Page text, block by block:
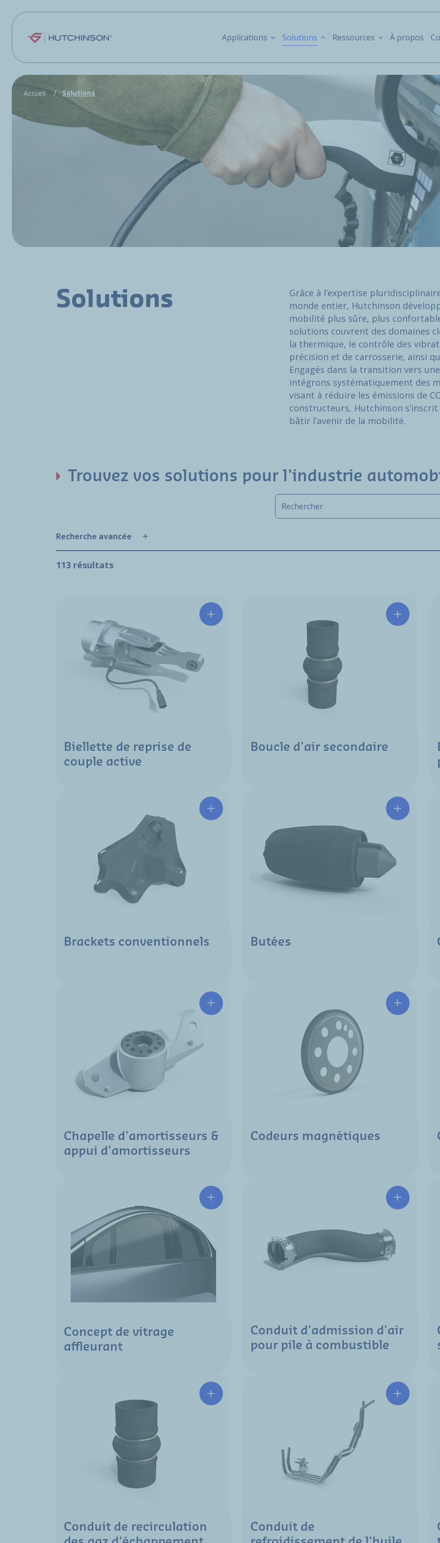
Aller au contenu principal
Applications Solutions Ressources À propos
Accueil Solutions
Solutions
Grâce à l’expertise
monde entier, Hutchinson
mobilité plus sûre, plus
solutions couvrent des domaines
la thermique, le contrôle des
précision et de carrosserie, ainsi
Engagés dans la transition vers
intégrons systématiquement des
visant à réduire les émissions de
constructeurs, Hutchinson
bâtir l’avenir de la mobilité.
Trouvez vos solutions pour l'industrie
Recherche avancée
113 résultats
Biellette de reprise de
couple active
Boucle d'air secondaire
Brackets conventionnels Butées
Chapelle d'amortisseurs &
appui d'amortisseurs
Codeurs magnétiques
Concept de vitrage
affleurant
Conduit d'admission d'air
pour pile à combustible
Conduit de recirculation
Conduit de